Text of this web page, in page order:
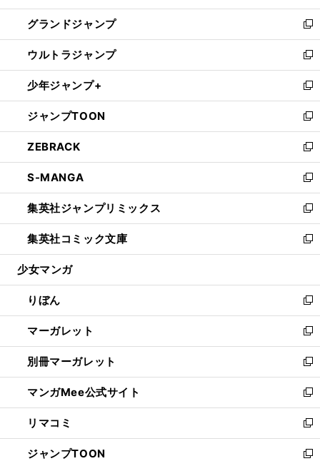
ウ
で
開
く
ン
ド
ウ
で
開
く
ウ
ィ
ン
ド
ウ
で
開
く
し
い
ウ
ィ
ン
ド
ウ
で
開
く
グランドジャンプ
新
し
い
ウ
ィ
ン
ド
ウ
で
開
く
ウルトラジャンプ
新
し
い
ウ
ィ
ン
ド
ウ
で
開
く
少年ジャンプ+
新
し
い
ウ
ィ
ン
ド
ウ
で
開
く
ジャンプTOON
新
し
い
ウ
ィ
ン
ド
ウ
で
開
ZEBRACK
新
し
い
ウ
ィ
ン
ド
ウ
開
く
S-MANGA
新
し
い
ウ
ィ
ン
ウ
で
開
く
集英社ジャンプリミックス
新
し
い
ウ
ン
ド
ウ
で
開
く
集英社コミック文庫
新
し
ウ
ィ
ン
ド
ウ
で
開
く
少女マンガ
りぼん
新
し
い
ウ
ィ
ン
ド
ウ
で
開
く
マーガレット
新
し
い
ウ
ィ
ン
ド
ウ
で
別冊マーガレット
新
し
い
ウ
ィ
ン
ド
マンガMee公式サイト
新
し
い
ウ
ィ
リマコミ
新
し
い
ジャンプTOON 新